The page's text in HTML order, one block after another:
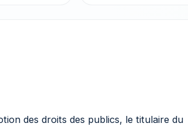
des droits des publics, le titulaire du